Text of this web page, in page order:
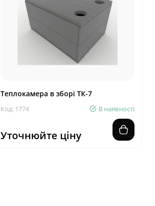
Теплокамера в зборі ТК-7
Код: 1774 В наявності
Уточнюйте ціну